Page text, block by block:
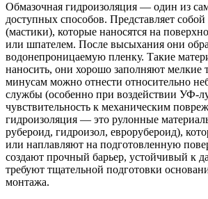
Обмазочная гидроизоляция — один из
доступных способов. Представляет
(мастики), которые наносятся на
или шпателем. После высыхания они
водонепроницаемую пленку. Такие
наносить, они хорошо заполняют
минусам можно отнести относительно
службы (особенно при воздействии УФ-
чувствительность к механическим
гидроизоляция — это рулонные
рубероид, гидроизол, еврорубероид),
или наплавляют на подготовленную
создают прочный барьер, устойчивый к
требуют тщательной подготовки
монтажа.